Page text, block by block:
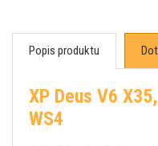
Popis produktu
XP Deus V6
WS4